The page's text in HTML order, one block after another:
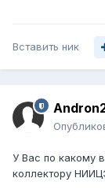
Вставить ник
У Вас по какому
коллектору